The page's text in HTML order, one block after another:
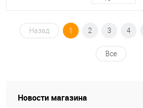
Назад 1 2 3 4
Все
Новости магазина